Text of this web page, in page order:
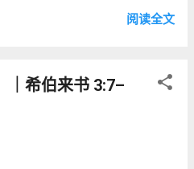
： 今日若听见祂的声音， 就
。 其实更准确地说， 主题
探子看到完全相同的事实：
子 现实 → 恐惧 → 结论 约书
阅读全文
希伯来书 3:7–